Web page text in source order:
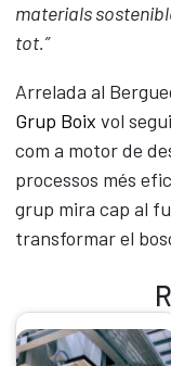
materials
tot.”
Arrelada al
Grup Boix vol
com a motor de
processos més
grup mira cap al
transformar el